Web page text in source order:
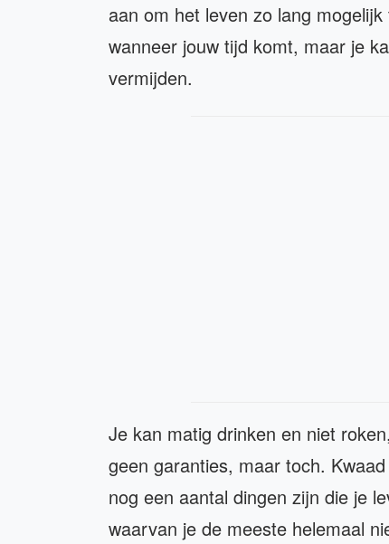
aan om het leven zo lang
wanneer jouw tijd komt, maar je
vermijden.
Je kan matig drinken en niet
geen garanties, maar toch.
nog een aantal dingen zijn die je
waarvan je de meeste helemaal